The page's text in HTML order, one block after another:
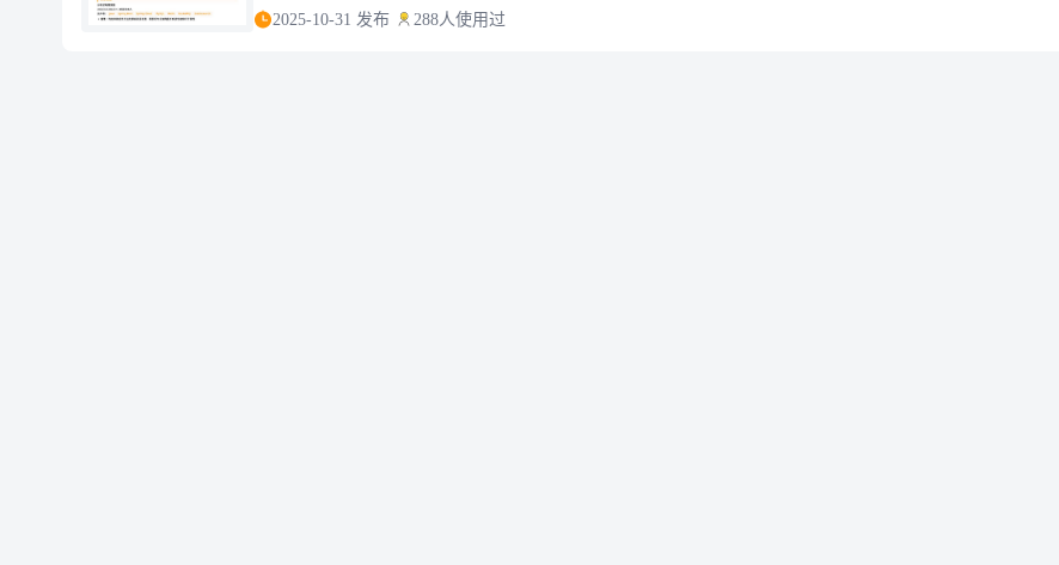
2025-10-31 发布 288人使用过